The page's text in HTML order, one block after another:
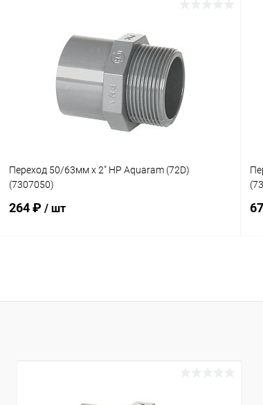
В избранное
К сравнению Под заказ
Переход 50/63мм x 2" НР Aquaram (72D)
(7307050)
264 ₽ / шт
В избранное